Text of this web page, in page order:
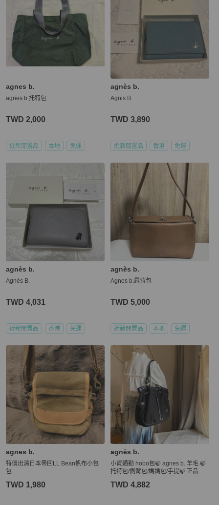
agnes b.
agnes b.托特包
TWD 2,000
近新閒置品 本地 免運
agnès b.
Agnis B
TWD 3,890
近新閒置品 香港 免運
agnès b.
Agnès B.
TWD 4,031
近新閒置品 香港 免運
agnès b.
Agnes b.肩背包
TWD 5,000
近新閒置品 本地 免運
agnes b.
特價出清日本帶回LL Bean帆布小包
包
TWD 1,980
agnès b.
小資通勤 hobo包🍃 agnes b. 羊毛 🍃
托特包/側背包/媽媽包/手提🍃 正品🍃
的#LV#Chanel#Dior#Gucci#YSL /Pr
TWD 4,882